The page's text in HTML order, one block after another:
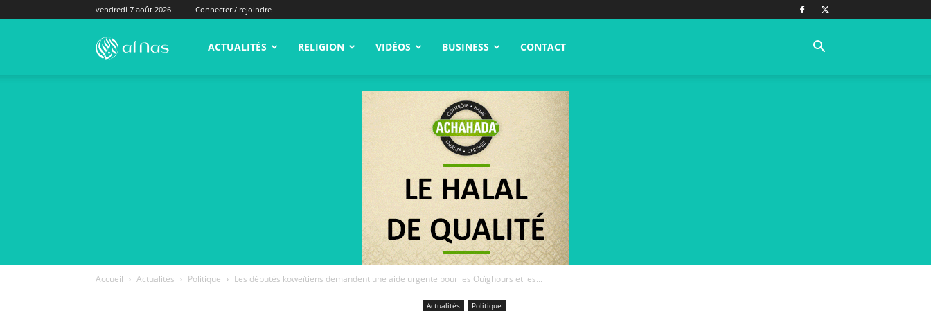
vendredi 7 août 2026 Connecter / rejoindre
alNas.fr ACTUALITÉS RELIGION VIDÉOS BUSINESS CONTACT
Accueil Actualités Politique Les députés koweïtiens demandent une aide urgente pour les Ouïghours et les...
Actualités Politique